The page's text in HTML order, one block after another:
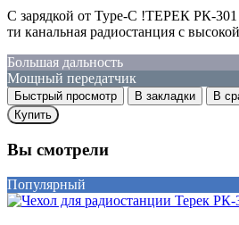
С зарядкой от Type-C !ТЕРЕК РК-301
ти канальная радиостанция с
Большая дальность
Мощный передатчик
Быстрый просмотр В закладки
В
Купить
Вы смотрели
Популярный